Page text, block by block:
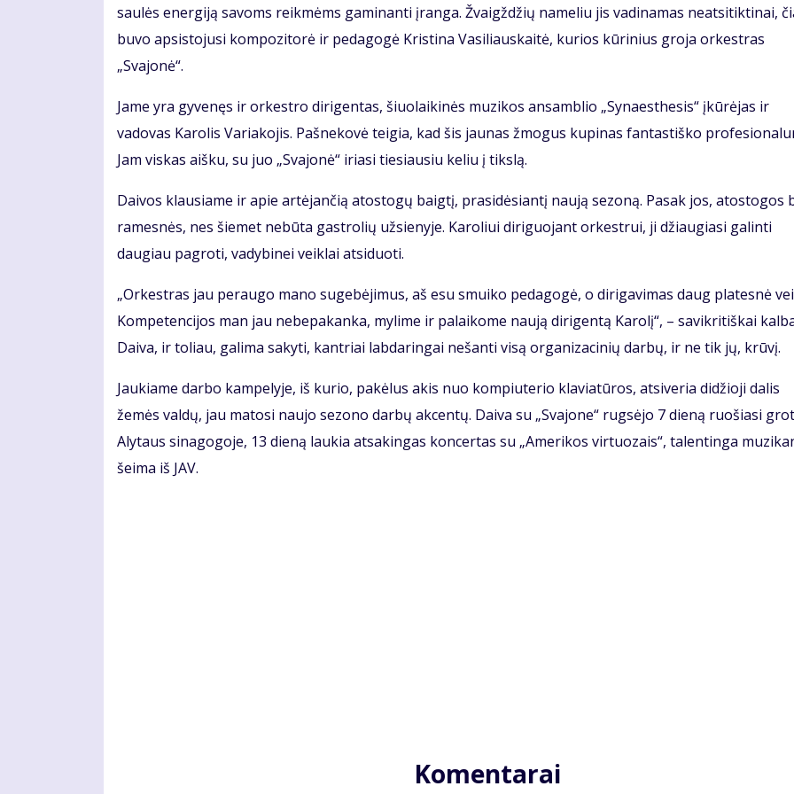
saulės energiją savoms reikmėms gaminanti įranga. Žvaigždžių nameliu jis vadinamas neatsitiktinai,
buvo apsistojusi kompozitorė ir pedagogė Kristina Vasiliauskaitė, kurios kūrinius groja orkestras
„Svajonė“.
Jame yra gyvenęs ir orkestro dirigentas, šiuolaikinės muzikos ansamblio „Synaesthesis“ įkūrėjas ir
vadovas Karolis Variakojis. Pašnekovė teigia, kad šis jaunas žmogus kupinas fantastiško
Jam viskas aišku, su juo „Svajonė“ iriasi tiesiausiu keliu į tikslą.
Daivos klausiame ir apie artėjančią atostogų baigtį, prasidėsiantį naują sezoną. Pasak jos, atostogos
ramesnės, nes šiemet nebūta gastrolių užsienyje. Karoliui diriguojant orkestrui, ji džiaugiasi galinti
daugiau pagroti, vadybinei veiklai atsiduoti.
„Orkestras jau peraugo mano sugebėjimus, aš esu smuiko pedagogė, o dirigavimas daug platesnė
Kompetencijos man jau nebepakanka, mylime ir palaikome naują dirigentą Karolį“, – savikritiškai
Daiva, ir toliau, galima sakyti, kantriai labdaringai nešanti visą organizacinių darbų, ir ne tik jų, krūvį.
Jaukiame darbo kampelyje, iš kurio, pakėlus akis nuo kompiuterio klaviatūros, atsiveria didžioji dalis
žemės valdų, jau matosi naujo sezono darbų akcentų. Daiva su „Svajone“ rugsėjo 7 dieną ruošiasi
Alytaus sinagogoje, 13 dieną laukia atsakingas koncertas su „Amerikos virtuozais“, talentinga
šeima iš JAV.
Komentarai